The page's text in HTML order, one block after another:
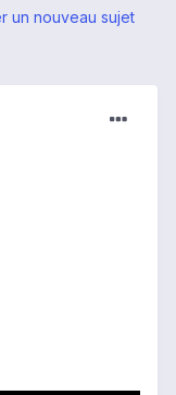
un nouveau sujet